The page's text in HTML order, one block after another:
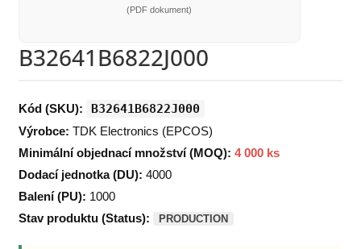
(PDF dokument)
B32641B6822J000
Kód (SKU): B32641B6822J000
Výrobce: TDK Electronics (EPCOS)
Minimální objednací množství (MOQ): 4 000 ks
Dodací jednotka (DU): 4000
Balení (PU): 1000
Stav produktu (Status):
PRODUCTION